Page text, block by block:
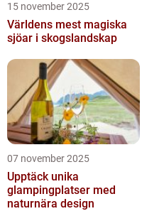
15 november 2025
Världens mest magiska
sjöar i skogslandskap
07 november 2025
Upptäck unika
glampingplatser med
naturnära design